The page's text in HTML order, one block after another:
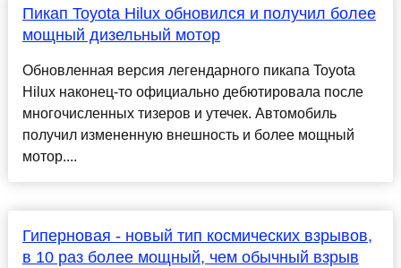
Пикап Toyota Hilux обновился и получил более
мощный дизельный мотор
Обновленная версия легендарного пикапа Toyota
Hilux наконец-то официально дебютировала после
многочисленных тизеров и утечек. Автомобиль
получил измененную внешность и более мощный
мотор....
Гиперновая - новый тип космических взрывов,
в 10 раз более мощный, чем обычный взрыв